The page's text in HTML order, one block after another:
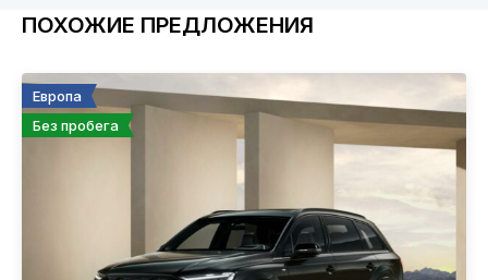
ПОХОЖИЕ ПРЕДЛОЖЕНИЯ
Европа
Без пробега